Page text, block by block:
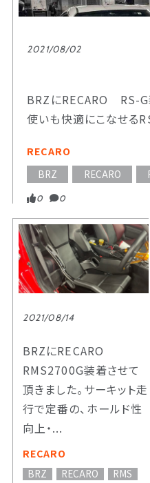
2021/08/02
BRZにRECARO RS-G
使いも快適にこなせる
RECARO
BRZ
RECARO
0 0
2021/08/14
BRZにRECARO
RMS2700G装着させて
頂きました。サーキット走
行で定番の、ホールド性
向上・...
RECARO
BRZ
RECARO
RMS